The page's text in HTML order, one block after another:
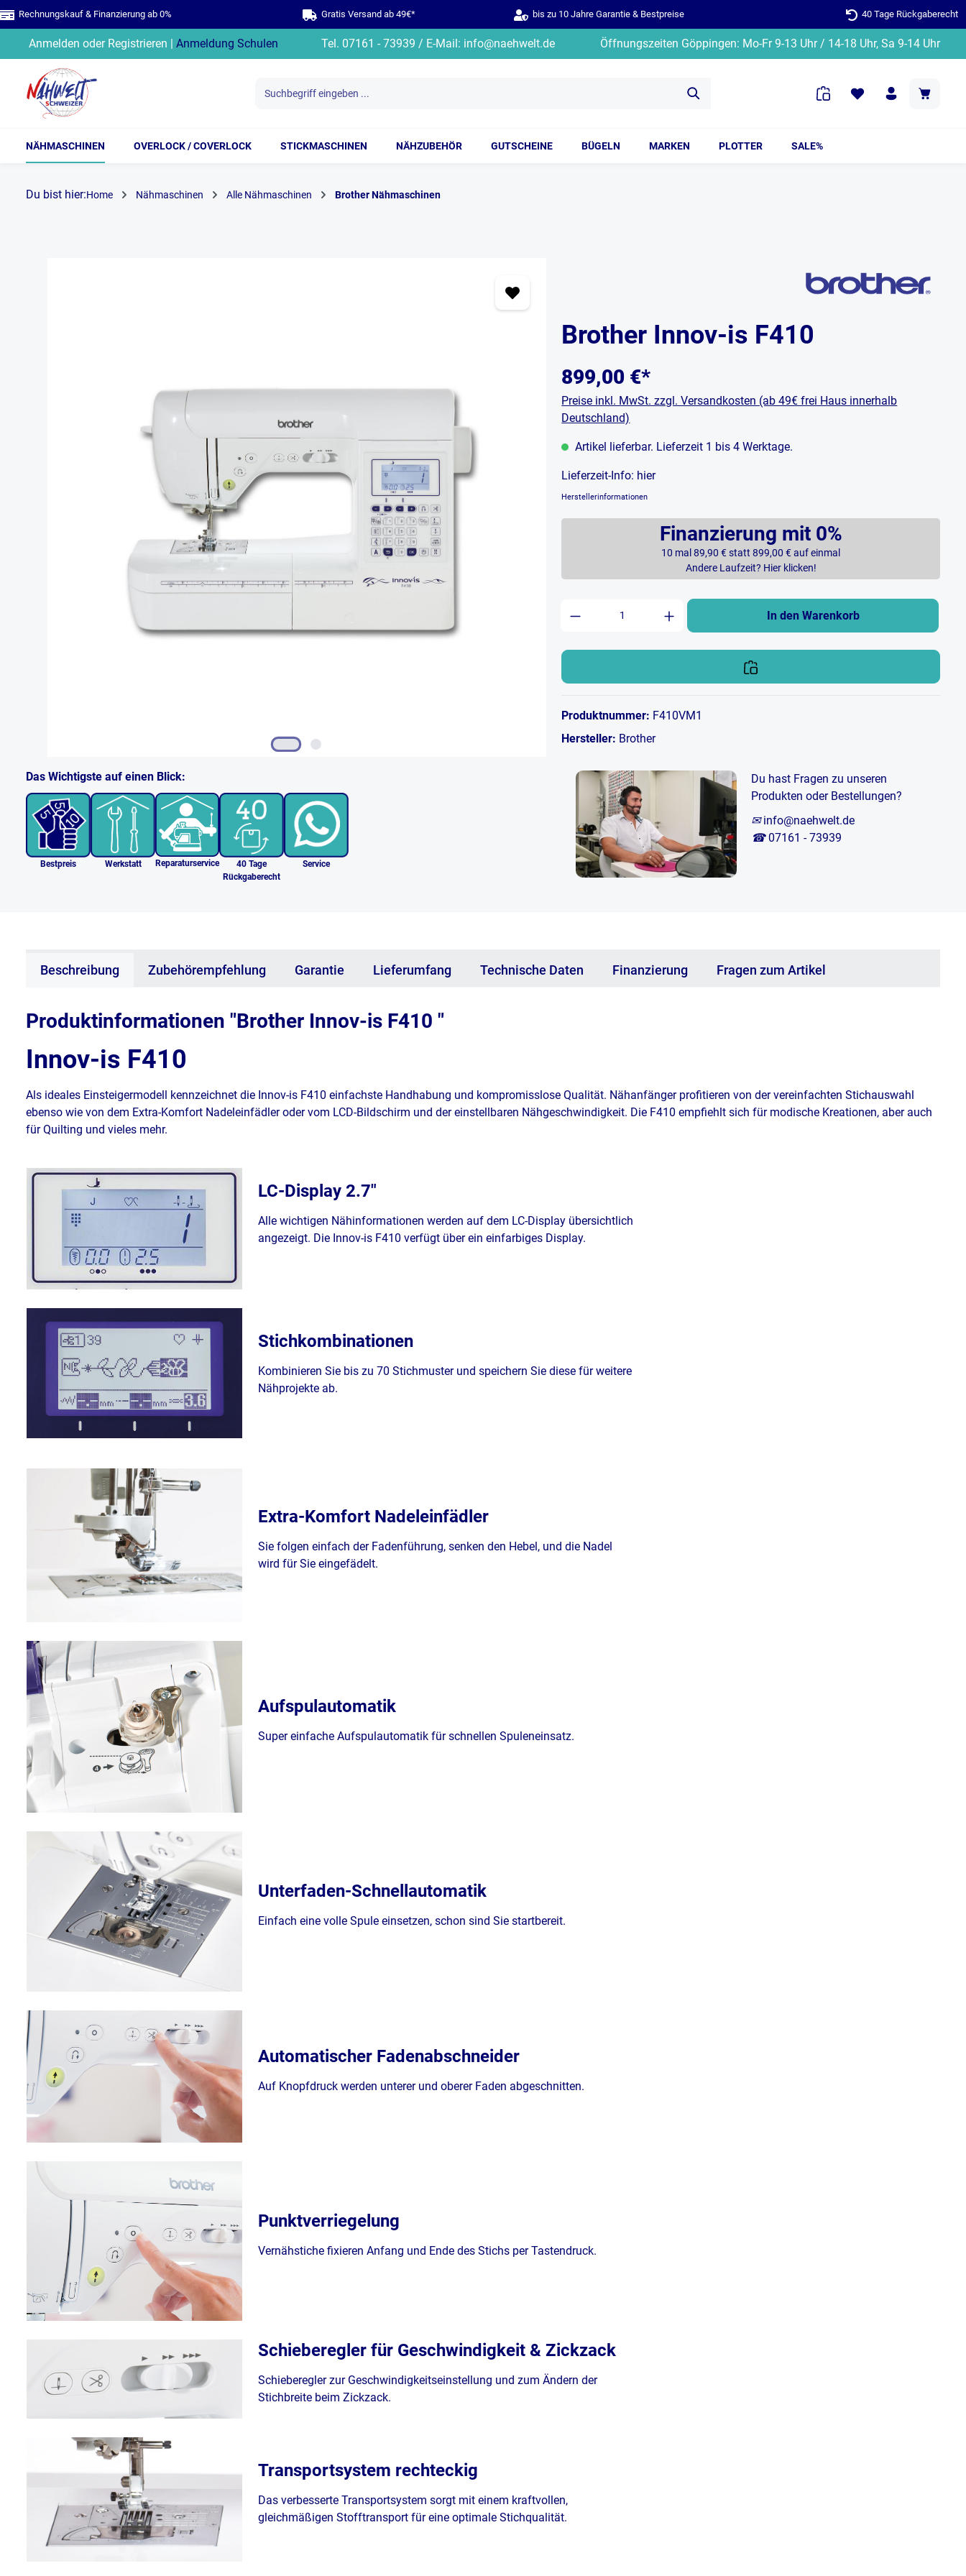
Zur Hauptnavigation springen
Rechnungskauf & Finanzierung ab 0% Gratis Versand ab 49€* bis zu 10 Jahre Garantie & Bestpreise 40 Tage Rückgaberecht
Anmelden oder Registrieren | Anmeldung Schulen Tel. 07161 - 73939 / E-Mail: info@naehwelt.de Öffnungszeiten Göppingen: Mo-Fr 9-13 Uhr / 14-18 Uhr, Sa 9-14 Uhr
NÄHMASCHINEN OVERLOCK / COVERLOCK STICKMASCHINEN NÄHZUBEHÖR GUTSCHEINE BÜGELN MARKEN PLOTTER SALE%
Du bist hier:Home Nähmaschinen Alle Nähmaschinen Brother Nähmaschinen
Das Wichtigste auf einen Blick:
Bestpreis Werkstatt Reparaturservice
40 Tage
Rückgaberecht
Service
Brother Innov-is F410
899,00 €*
Preise inkl. MwSt. zzgl. Versandkosten (ab 49€ frei Haus innerhalb
Deutschland)
Artikel lieferbar. Lieferzeit 1 bis 4 Werktage.
Lieferzeit-Info: hier
Herstellerinformationen
Finanzierung mit 0%
10 mal 89,90 € statt 899,00 € auf einmal
Andere Laufzeit? Hier klicken!
Produkt Anzahl: Gib den gewünschten Wert ein
In den Warenkorb
Produktnummer: F410VM1
Hersteller: Brother
Du hast Fragen zu unseren
Produkten oder Bestellungen?
✉ info@naehwelt.de
☎ 07161 - 73939
Beschreibung Zubehörempfehlung Garantie Lieferumfang Technische Daten Finanzierung Fragen zum Artikel
Produktinformationen "Brother Innov-is F410 "
Innov-is F410
Als ideales Einsteigermodell kennzeichnet die Innov-is F410 einfachste Handhabung und kompromisslose Qualität. Nähanfänger profitieren von der vereinfachten Stichauswahl
ebenso wie von dem Extra-Komfort Nadeleinfädler oder vom LCD-Bildschirm und der einstellbaren Nähgeschwindigkeit. Die F410 empfiehlt sich für modische Kreationen, aber auch
für Quilting und vieles mehr.
LC-Display 2.7"
Alle wichtigen Nähinformationen werden auf dem LC-Display übersichtlich
angezeigt. Die Innov-is F410 verfügt über ein einfarbiges Display.
Stichkombinationen
Kombinieren Sie bis zu 70 Stichmuster und speichern Sie diese für weitere
Nähprojekte ab.
Extra-Komfort Nadeleinfädler
Sie folgen einfach der Fadenführung, senken den Hebel, und die Nadel
wird für Sie eingefädelt.
Aufspulautomatik
Super einfache Aufspulautomatik für schnellen Spuleneinsatz.
Unterfaden-Schnellautomatik
Einfach eine volle Spule einsetzen, schon sind Sie startbereit.
Automatischer Fadenabschneider
Auf Knopfdruck werden unterer und oberer Faden abgeschnitten.
Punktverriegelung
Vernähstiche fixieren Anfang und Ende des Stichs per Tastendruck.
Schieberegler für Geschwindigkeit & Zickzack
Schieberegler zur Geschwindigkeitseinstellung und zum Ändern der
Stichbreite beim Zickzack.
Transportsystem rechteckig
Das verbesserte Transportsystem sorgt mit einem kraftvollen,
gleichmäßigen Stofftransport für eine optimale Stichqualität.